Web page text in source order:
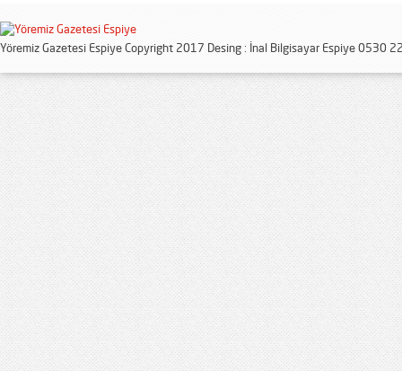
Yöremiz Gazetesi Espiye Copyright 2017 Desing : İnal Bilgisayar Espiye 0530